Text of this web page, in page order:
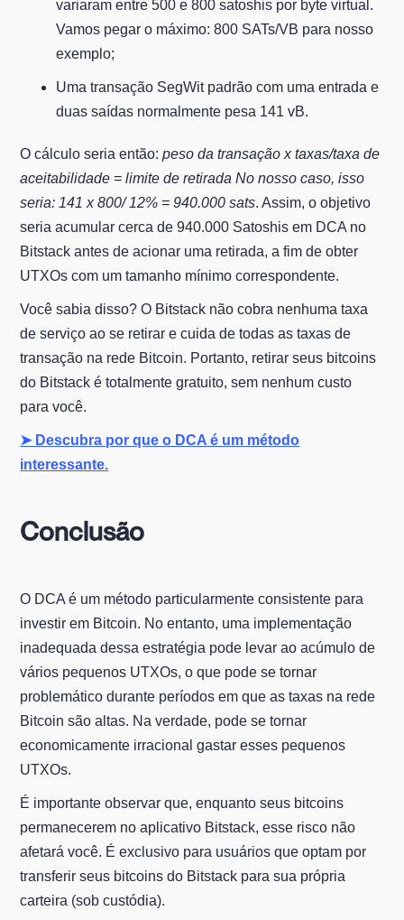
variaram entre 500 e 800 satoshis por byte virtual.
Vamos pegar o máximo: 800 SATs/VB para nosso
exemplo;
Uma transação SegWit padrão com uma entrada e
duas saídas normalmente pesa 141 vB.
O cálculo seria então:peso da transação x taxas/taxa de
aceitabilidade = limite de retirada No nosso caso, isso
seria: 141 x 800/ 12% = 940.000 sats. Assim, o objetivo
seria acumular cerca de 940.000 Satoshis em DCA no
Bitstack antes de acionar uma retirada, a fim de obter
UTXOs com um tamanho mínimo correspondente.
Você sabia disso? O Bitstack não cobra nenhuma taxa
de serviço ao se retirar e cuida de todas as taxas de
transação na rede Bitcoin. Portanto, retirar seus bitcoins
do Bitstack é totalmente gratuito, sem nenhum custo
para você.
➤ Descubra por que o DCA é um método
interessante.
Conclusão
O DCA é um método particularmente consistente para
investir em Bitcoin. No entanto, uma implementação
inadequada dessa estratégia pode levar ao acúmulo de
vários pequenos UTXOs, o que pode se tornar
problemático durante períodos em que as taxas na rede
Bitcoin são altas. Na verdade, pode se tornar
economicamente irracional gastar esses pequenos
UTXOs.
É importante observar que, enquanto seus bitcoins
permanecerem no aplicativo Bitstack, esse risco não
afetará você. É exclusivo para usuários que optam por
transferir seus bitcoins do Bitstack para sua própria
carteira (sob custódia).